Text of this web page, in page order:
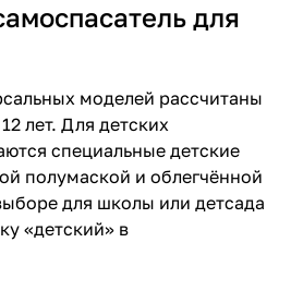
для
моделей рассчитаны
лет. Для детских
специальные детские
полумаской и облегчённой
для школы или детсада
«детский» в